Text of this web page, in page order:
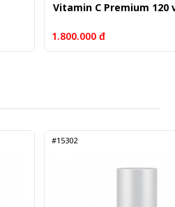
Vitamin C Premium 120
1.800.000 đ
#15302